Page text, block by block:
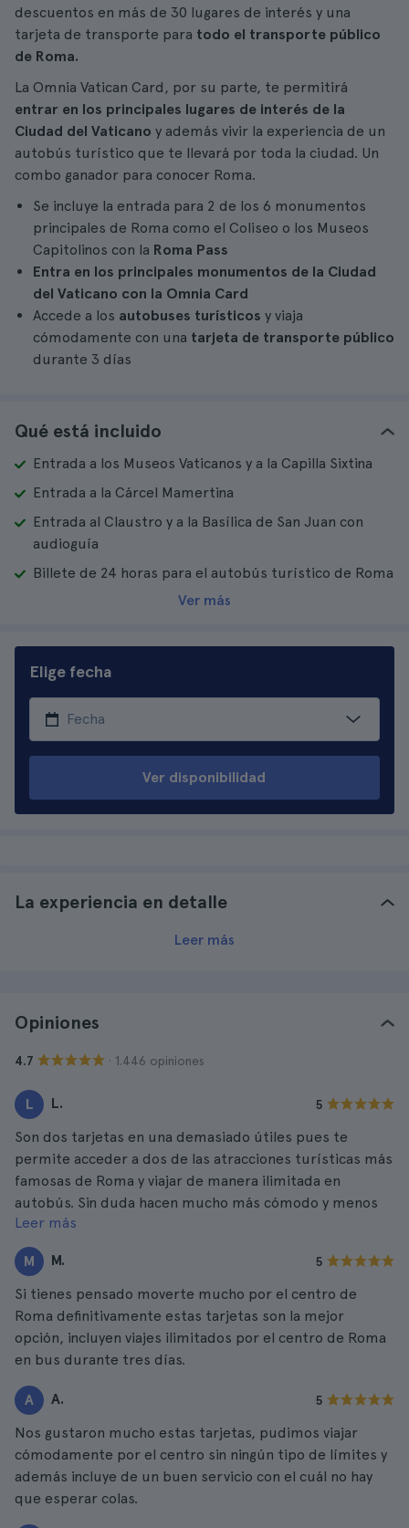
descuentos en más de 30 lugares de interés y una
tarjeta de transporte para todo el transporte público
de Roma.
La Omnia Vatican Card, por su parte, te permitirá
entrar en los principales lugares de interés de la
Ciudad del Vaticano y además vivir la experiencia de un
autobús turístico que te llevará por toda la ciudad. Un
combo ganador para conocer Roma.
Se incluye la entrada para 2 de los 6 monumentos
principales de Roma como el Coliseo o los Museos
Capitolinos con la Roma Pass
Entra en los principales monumentos de la Ciudad
del Vaticano con la Omnia Card
Accede a los autobuses turísticos y viaja
cómodamente con una tarjeta de transporte público
durante 3 días
Qué está incluido
Entrada a los Museos Vaticanos y a la Capilla Sixtina
Entrada a la Cárcel Mamertina
Entrada al Claustro y a la Basílica de San Juan con
audioguía
Billete de 24 horas para el autobús turístico de Roma
Ver más
Elige fecha
Ver disponibilidad
La experiencia en detalle
Leer más
Opiniones
4.7 · 1.446 opiniones
L L. 5
Son dos tarjetas en una demasiado útiles pues te
permite acceder a dos de las atracciones turísticas más
famosas de Roma y viajar de manera ilimitada en
autobús. Sin duda hacen mucho más cómodo y menos
complicado tu viaje por Roma.
Leer más
M M. 5
Si tienes pensado moverte mucho por el centro de
Roma definitivamente estas tarjetas son la mejor
opción, incluyen viajes ilimitados por el centro de Roma
en bus durante tres días.
A A. 5
Nos gustaron mucho estas tarjetas, pudimos viajar
cómodamente por el centro sin ningún tipo de límites y
además incluye de un buen servicio con el cuál no hay
que esperar colas.